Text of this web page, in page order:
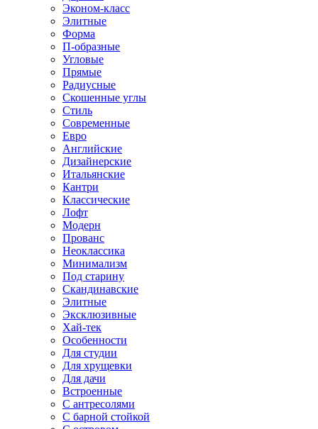
Эконом-класс
Элитные
Форма
П-образные
Угловые
Прямые
Радиусные
Скошенные углы
Стиль
Современные
Евро
Английские
Дизайнерские
Итальянские
Кантри
Классические
Лофт
Модерн
Прованс
Неоклассика
Минимализм
Под старину
Скандинавские
Элитные
Эксклюзивные
Хай-тек
Особенности
Для студии
Для хрущевки
Для дачи
Встроенные
С антресолями
С барной стойкой